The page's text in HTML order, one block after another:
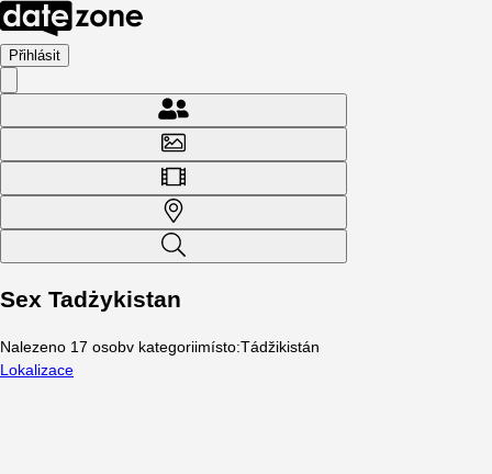
Přihlásit
Sex Tadżykistan
Nalezeno 17 osobv kategoriimísto:Tádžikistán
Lokalizace